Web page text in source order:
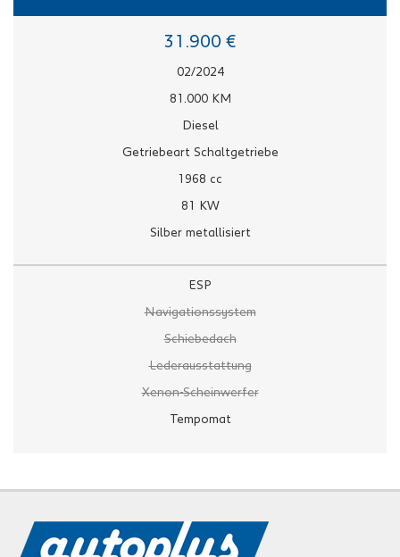
31.900 €
02/2024
81.000 KM
Diesel
Getriebeart Schaltgetriebe
1968 cc
81 KW
Silber metallisiert
ESP
Navigationssystem
Schiebedach
Lederausstattung
Xenon-Scheinwerfer
Tempomat